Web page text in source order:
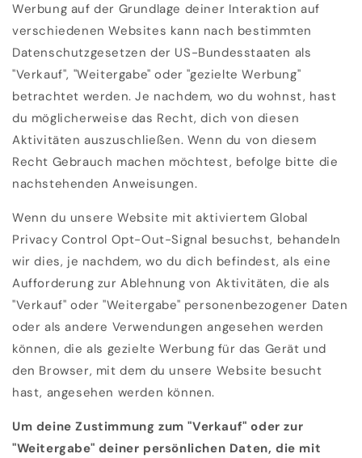
Werbung auf der Grundlage deiner Interaktion auf
verschiedenen Websites kann nach bestimmten
Datenschutzgesetzen der US-Bundesstaaten als
"Verkauf", "Weitergabe" oder "gezielte Werbung"
betrachtet werden. Je nachdem, wo du wohnst, hast
du möglicherweise das Recht, dich von diesen
Aktivitäten auszuschließen. Wenn du von diesem
Recht Gebrauch machen möchtest, befolge bitte die
nachstehenden Anweisungen.
Wenn du unsere Website mit aktiviertem Global
Privacy Control Opt-Out-Signal besuchst, behandeln
wir dies, je nachdem, wo du dich befindest, als eine
Aufforderung zur Ablehnung von Aktivitäten, die als
"Verkauf" oder "Weitergabe" personenbezogener Daten
oder als andere Verwendungen angesehen werden
können, die als gezielte Werbung für das Gerät und
den Browser, mit dem du unsere Website besucht
hast, angesehen werden können.
Um deine Zustimmung zum "Verkauf" oder zur
"Weitergabe" deiner persönlichen Daten, die mit